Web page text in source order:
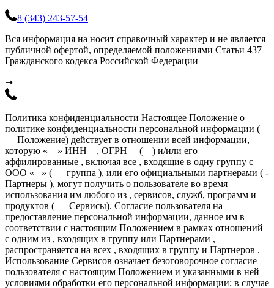
8 (343) 243-57-54
Вся информация на носит справочный характер и не является
публичной офертой, определяемой положениями Статьи 437
Гражданского кодекса Российской Федерации
➞
Политика конфиденциальности Настоящее Положение о
политике конфиденциальности персональной информации (
— Положение) действует в отношении всей информации,
которую « » ИНН , ОГРН ( – ) и/или его
аффилированные , включая все , входящие в одну группу с
ООО « » ( — группа ), или его официальными партнерами ( -
Партнеры ), могут получить о пользователе во время
использования им любого из , сервисов, служб, программ и
продуктов ( — Сервисы). Согласие пользователя на
предоставление персональной информации, данное им в
соответствии с настоящим Положением в рамках отношений
с одним из , входящих в группу или Партнерами ,
распространяется на всех , входящих в группу и Партнеров .
Использование Сервисов означает безоговорочное согласие
пользователя с настоящим Положением и указанными в ней
условиями обработки его персональной информации; в случае